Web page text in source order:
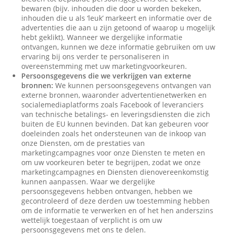
bewaren (bijv. inhouden die door u worden bekeken,
inhouden die u als ‘leuk’ markeert en informatie over de
advertenties die aan u zijn getoond of waarop u mogelijk
hebt geklikt). Wanneer we dergelijke informatie
ontvangen, kunnen we deze informatie gebruiken om uw
ervaring bij ons verder te personaliseren in
overeenstemming met uw marketingvoorkeuren.
Persoonsgegevens die we verkrijgen van externe
bronnen: We kunnen persoonsgegevens ontvangen van
externe bronnen, waaronder advertentienetwerken en
socialemediaplatforms zoals Facebook of leveranciers
van technische betalings- en leveringsdiensten die zich
buiten de EU kunnen bevinden. Dat kan gebeuren voor
doeleinden zoals het ondersteunen van de inkoop van
onze Diensten, om de prestaties van
marketingcampagnes voor onze Diensten te meten en
om uw voorkeuren beter te begrijpen, zodat we onze
marketingcampagnes en Diensten dienovereenkomstig
kunnen aanpassen. Waar we dergelijke
persoonsgegevens hebben ontvangen, hebben we
gecontroleerd of deze derden uw toestemming hebben
om de informatie te verwerken en of het hen anderszins
wettelijk toegestaan of verplicht is om uw
persoonsgegevens met ons te delen.